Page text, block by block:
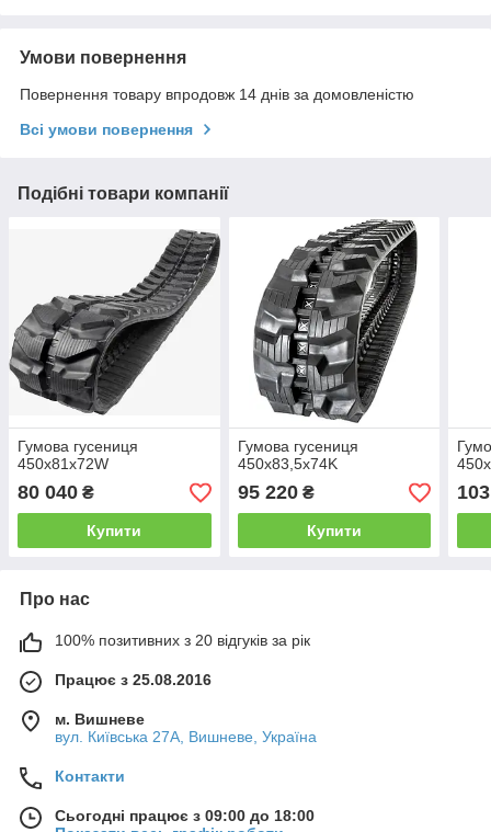
Умови повернення
Повернення товару впродовж 14 днів за домовленістю
Всі умови повернення
Подібні товари компанії
Гумова гусениця
450х81x72W
80 040 ₴
Купити
Гумова гусениця
450х83,5x74K
95 220₴
Купити
Про нас
100% позитивних з 20 відгуків за рік
Працює з 25.08.2016
м. Вишневе
вул. Київська 27А, Вишневе, Україна
Контакти
Сьогодні працює з 09:00 до 18:00